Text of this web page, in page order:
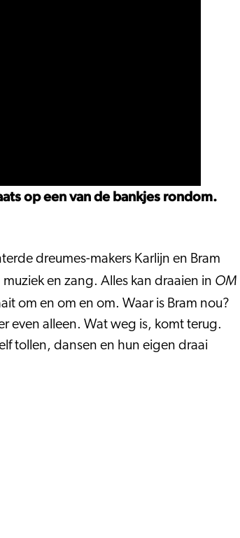
op een van de bankjes rondom.
dreumes-makers Karlijn en Bram
en zang. Alles kan draaien in OM
om en om en om. Waar is Bram nou?
even alleen. Wat weg is, komt terug.
tollen, dansen en hun eigen draai